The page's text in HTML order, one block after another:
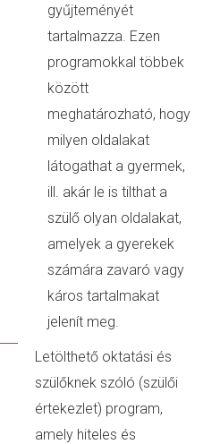
gyűjteményét
tartalmazza. Ezen
programokkal többek
között
meghatározható, hogy
milyen oldalakat
látogathat a gyermek,
ill. akár le is tilthat a
szülő olyan oldalakat,
amelyek a gyerekek
számára zavaró vagy
káros tartalmakat
jelenít meg.
Letölthető oktatási és
szülőknek szóló (szülői
értekezlet) program,
amely hiteles és